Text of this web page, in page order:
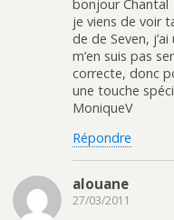
bonjour Chantal
je viens de voir
de de Seven,
m’en suis pas
correcte, donc
une touche
MoniqueV
Répondre
alouane
27/03/2011